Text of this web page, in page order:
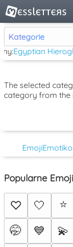
Kategorie
Egyptian
The selected
category from the
Emoji
Popularne Emoji
♡ 🤍 ⭐
🤭
💙 💫